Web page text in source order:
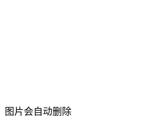
图片会自动删除